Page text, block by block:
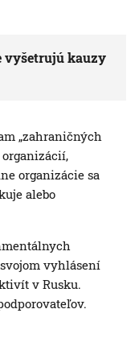
vyšetrujú kauzy
„zahraničných
organizácie sa
alebo
vyhlásení
v Rusku.